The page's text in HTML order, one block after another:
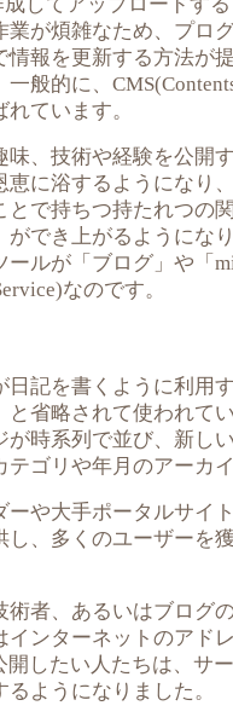
業が煩雑なため、プロ
情報を更新する方法が
般的に、
れています。
味、技術や経験を公開
恵に浴するようになり
とで持ちつ持たれつの
ができ上がるようにな
ールが「ブログ」や「
なのです。
日記を書くように利用
と省略されて使われて
が時系列で並び、新し
テゴリや年月のアーカ
ーや大手ポータルサイ
し、多くのユーザーを
術者、あるいはブログ
インターネットのアド
したい人たちは、サ
ようになりました。